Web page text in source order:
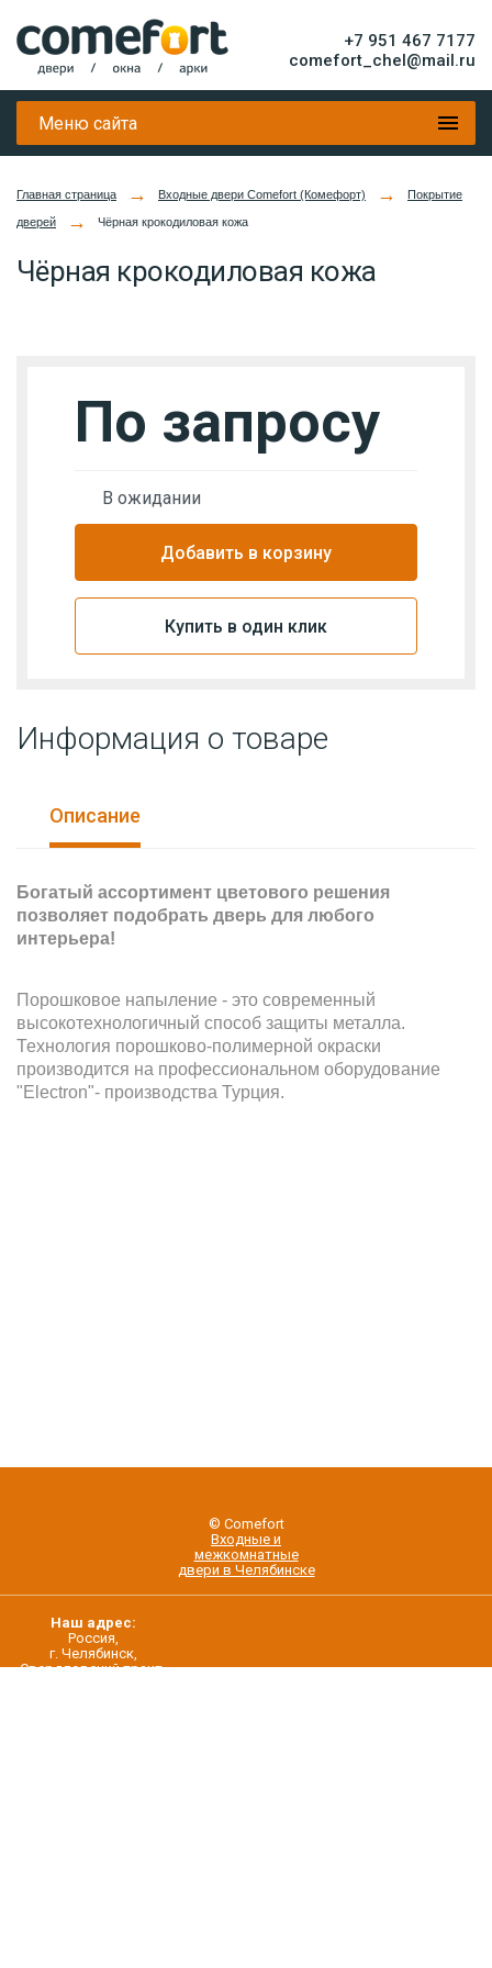
+7 951 467 7177
comefort_chel@mail.ru
Меню сайта
Главная страница → Входные двери Comefort (Комефорт) → Покрытие
дверей → Чёрная крокодиловая кожа
Чёрная крокодиловая кожа
По запросу
В ожидании
Добавить в корзину
Купить в один клик
Информация о товаре
Описание
Богатый ассортимент цветового решения
позволяет подобрать дверь для любого
интерьера!
Порошковое напыление - это современный
высокотехнологичный способ защиты металла.
Технология порошково-полимерной окраски
производится на профессиональном оборудование
"Electron"- производства Турция.
© Comefort
Входные и
межкомнатные
двери в Челябинске
Наш адрес:
Россия,
г. Челябинск,
Свердловский тракт,